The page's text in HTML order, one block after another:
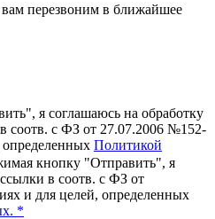
перезвоним в ближайшее
я соглашаюсь на обработку
соотв. с ФЗ от 27.07.2006 №152-
Политикой
кнопку "Отправить", я
в соотв. с ФЗ от
и для целей, определенных
*